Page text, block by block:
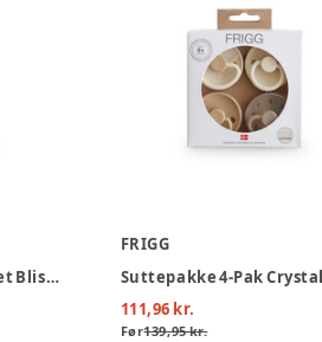
Suttepakke 4-Pak Sunset Bliss Latex Str. 1
FRIGG
111,96 kr.
Før139,95 kr.